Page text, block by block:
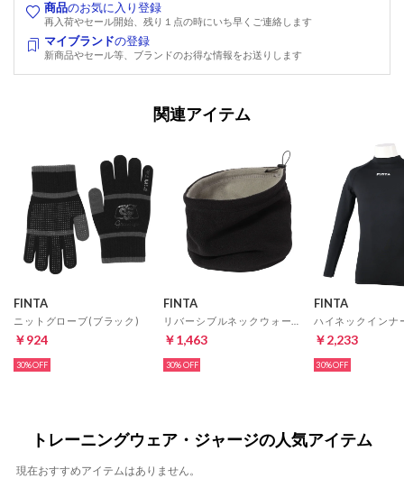
商品のお気に入り登録
再入荷やセール開始、残り１点の時にいち早くご連絡します
マイブランドの登録
新商品やセール等、ブランドのお得な情報をお送りします
関連アイテム
FINTA
ニットグローブ(ブラック)
￥924
30%
FINTA
￥1,463
30%
FINTA
￥2,233
30%
トレーニングウェア・ジャージの人気アイテム
現在おすすめアイテムはありません。